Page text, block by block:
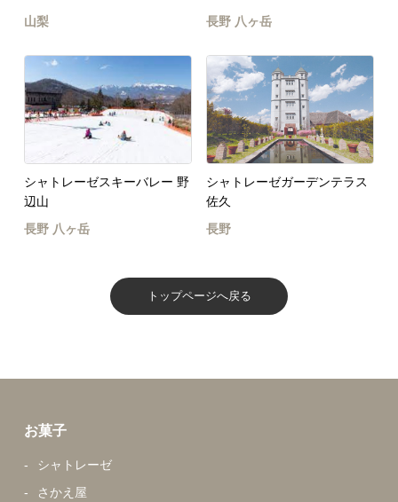
山梨
長野 八ヶ岳
シャトレーゼスキーバレー 野
辺山
長野 八ヶ岳
シャトレーゼガーデンテラス
佐久
長野
トップページへ戻る
お菓子
シャトレーゼ
さかえ屋